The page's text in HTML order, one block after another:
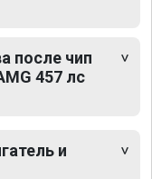
после чип
457 лс
и